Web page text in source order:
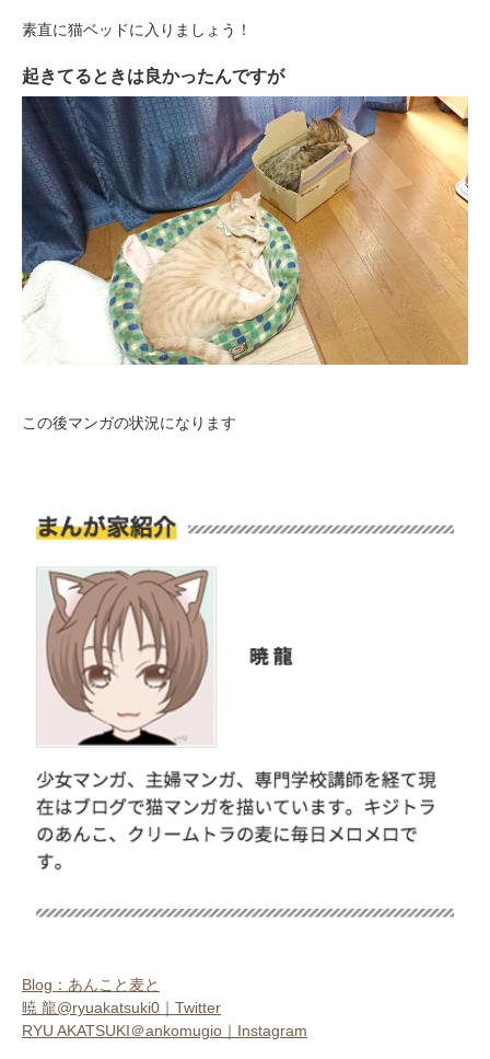
素直に猫ベッドに入りましょう！
起きてるときは良かったんですが
この後マンガの状況になります
Blog：あんこと麦と
暁 龍@ryuakatsuki0｜Twitter
RYU AKATSUKI＠ankomugio｜Instagram
閉じる
いぬ部をフォロー
ねこ部をフォロー
PECOアプリをダウンロード済みの方
アプリで開く
アプリをダウンロードする